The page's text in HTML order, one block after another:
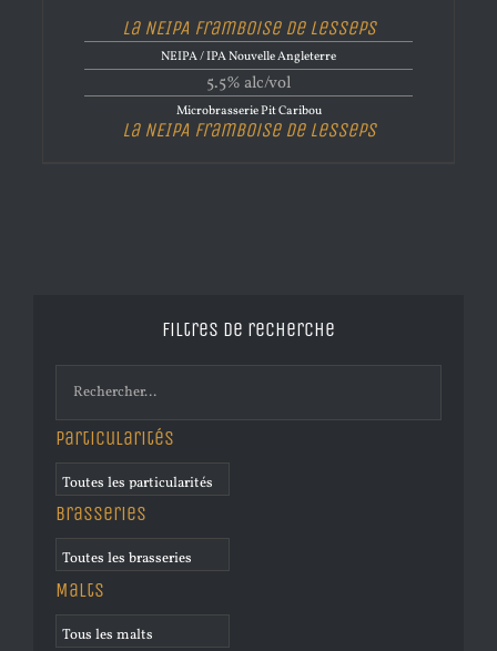
La NEIPA Framboise de Lesseps
NEIPA / IPA Nouvelle Angleterre
5.5% alc/vol
Microbrasserie Pit Caribou
La NEIPA Framboise de Lesseps
Filtres de recherche
Particularités
Brasseries
Malts